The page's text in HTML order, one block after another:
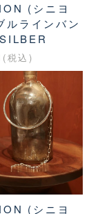
(シニヨ
ルラインバン
税込)
(シニヨ